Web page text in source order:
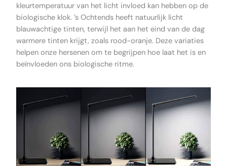
kleurtemperatuur van het licht invloed kan hebben op de
biologische klok. ’s Ochtends heeft natuurlijk licht
blauwachtige tinten, terwijl het aan het eind van de dag
warmere tinten krijgt, zoals rood-oranje. Deze variaties
helpen onze hersenen om te begrijpen hoe laat het is en
beïnvloeden ons biologische ritme.